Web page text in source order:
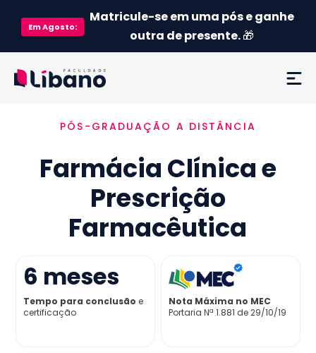
EmAgosto:
Matricule-se em uma pós e ganhe
outra de presente.🎁
Ementa
Como funciona
Credenciamento MEC
Já sou aluno
PÓS-GRADUAÇÃO A DISTÂNCIA
Farmácia Clínica e
Prescrição
Farmacêutica
6 meses
Tempo para conclusão e
certificação
Nota Máxima no MEC
Portaria Nª 1.881 de 29/10/19